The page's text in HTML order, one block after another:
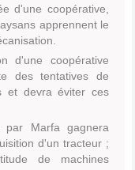
d'une coopérative,
apprennent le
d'une coopérative
des tentatives de
et devra éviter ces
par Marfa gagnera
d'un tracteur ;
de machines